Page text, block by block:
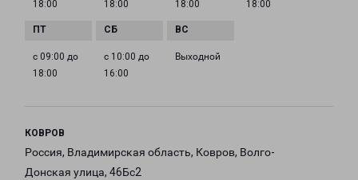
18:00
18:00
18:00
18:00
с 09:00 до
18:00
с 10:00 до
16:00
Выходной
КОВРОВ
Россия, Владимирская область, Ковров, Волго-
Донская улица, 46Бс2